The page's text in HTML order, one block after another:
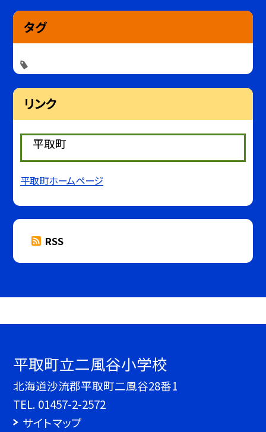
タグ
リンク
平取町
平取町ホームページ
RSS
平取町立二風谷小学校
北海道沙流郡平取町二風谷28番1
TEL. 01457-2-2572
サイトマップ